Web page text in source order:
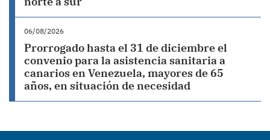
06/08/2026
Prorrogado hasta el 31 de diciembre el
convenio para la asistencia sanitaria a
canarios en Venezuela, mayores de 65
años, en situación de necesidad